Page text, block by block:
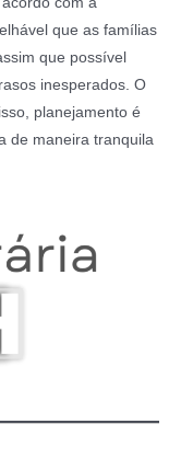
que as famílias
que possível
inesperados. O
planejamento é
de maneira tranquila